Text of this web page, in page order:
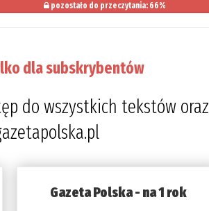
pozostało do przeczytania: 66%
dla subskrybentów
do wszystkich tekstów oraz
Gazeta Polska - na 1 rok